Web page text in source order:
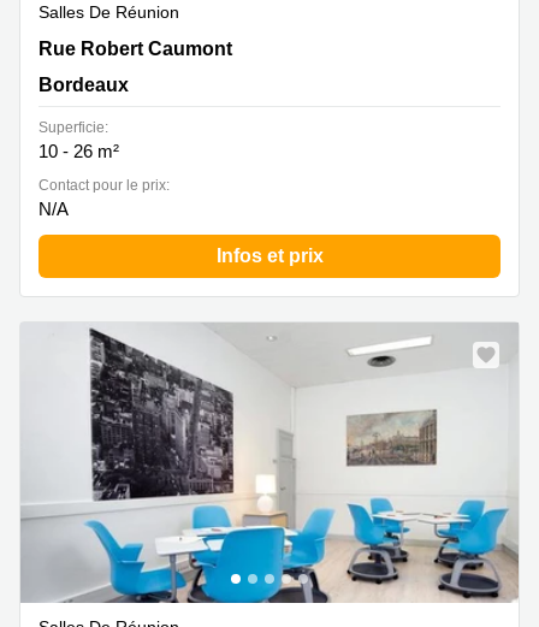
Salles De Réunion
Rue Robert Caumont, Immeuble P, Bordeaux
Rue Robert Caumont
Bordeaux
Superficie:
10 - 26 m²
Contact pour le prix:
N/A
Infos et prix